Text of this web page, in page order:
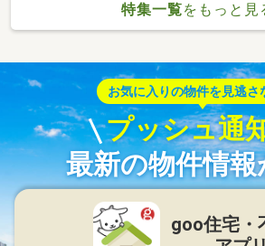
特集一覧をもっと見
お気に入りの物件を見逃さ
プッシュ通
最新の物件情報
goo住宅・